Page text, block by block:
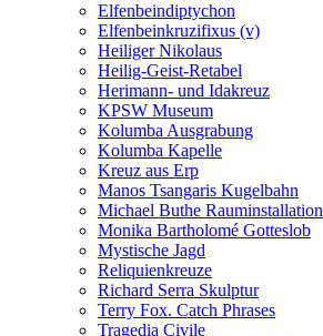
Elfenbeindiptychon
Elfenbeinkruzifixus (v)
Heiliger Nikolaus
Heilig-Geist-Retabel
Herimann- und Idakreuz
KPSW Museum
Kolumba Ausgrabung
Kolumba Kapelle
Kreuz aus Erp
Manos Tsangaris Kugelbahn
Michael Buthe Rauminstallation
Monika Bartholomé Gotteslob
Mystische Jagd
Reliquienkreuze
Richard Serra Skulptur
Terry Fox. Catch Phrases
Tragedia Civile